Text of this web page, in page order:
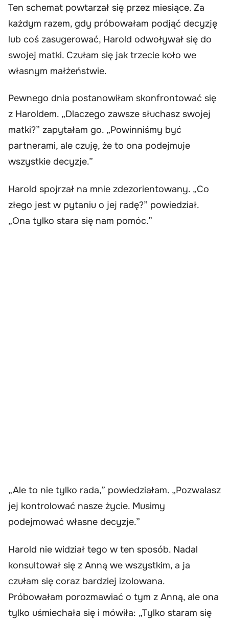
Ten schemat powtarzał się przez miesiące. Za
każdym razem, gdy próbowałam podjąć decyzję
lub coś zasugerować, Harold odwoływał się do
swojej matki. Czułam się jak trzecie koło we
własnym małżeństwie.
Pewnego dnia postanowiłam skonfrontować się
z Haroldem. „Dlaczego zawsze słuchasz swojej
matki?” zapytałam go. „Powinniśmy być
partnerami, ale czuję, że to ona podejmuje
wszystkie decyzje.”
Harold spojrzał na mnie zdezorientowany. „Co
złego jest w pytaniu o jej radę?” powiedział.
„Ona tylko stara się nam pomóc.”
„Ale to nie tylko rada,” powiedziałam. „Pozwalasz
jej kontrolować nasze życie. Musimy
podejmować własne decyzje.”
Harold nie widział tego w ten sposób. Nadal
konsultował się z Anną we wszystkim, a ja
czułam się coraz bardziej izolowana.
Próbowałam porozmawiać o tym z Anną, ale ona
tylko uśmiechała się i mówiła: „Tylko staram się